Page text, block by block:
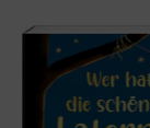
Bildergalerie